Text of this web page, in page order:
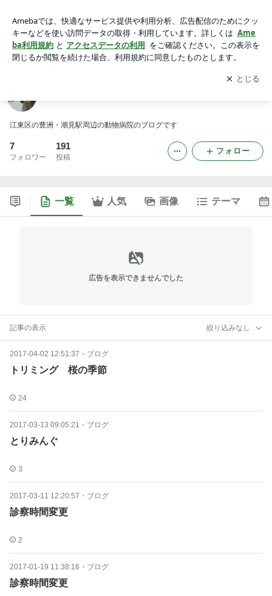
アプリをダウンロードして ブログの更新通知
を受け取りまし
ょう。
開く
江東区の豊洲・潮見駅周辺の動物病院のブログです
7
フォロワー
191
投稿
フォロー
一覧 人気 画像 テーマ
広告を表示できませんでした
記事の表示 絞り込みなし
2017-04-02 12:51:37 ・ ブログ
トリミング 桜の季節
24
2017-03-13 09:05:21 ・ ブログ
とりみんぐ
3
2017-03-11 12:20:57 ・ ブログ
診察時間変更
2
2017-01-19 11:38:16 ・ ブログ
診察時間変更